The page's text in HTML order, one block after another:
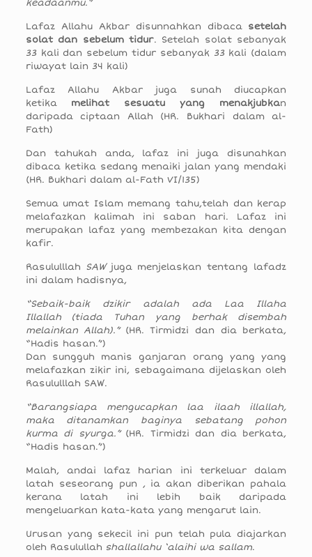
keadaanmu.”
Lafaz Allahu Akbar disunnahkan dibaca setelah
solat dan sebelum tidur. Setelah solat sebanyak
33 kali dan sebelum tidur sebanyak 33 kali (dalam
riwayat lain 34 kali)
Lafaz Allahu Akbar juga sunah diucapkan
ketika melihat sesuatu yang menakjubkan
daripada ciptaan Allah (HR. Bukhari dalam al-
Fath)
Dan tahukah anda, lafaz ini juga disunahkan
dibaca ketika sedang menaiki jalan yang mendaki
(HR. Bukhari dalam al-Fath VI/135)
Semua umat Islam memang tahu,telah dan kerap
melafazkan kalimah ini saban hari. Lafaz ini
merupakan lafaz yang membezakan kita dengan
kafir.
Rasululllah SAW juga menjelaskan tentang lafadz
ini dalam hadisnya,
“Sebaik-baik dzikir adalah ada Laa Illaha
Illallah (tiada Tuhan yang berhak disembah
melainkan Allah).”(HR. Tirmidzi dan dia berkata,
“Hadis hasan.”)
Dan sungguh manis ganjaran orang yang yang
melafazkan zikir ini, sebagaimana dijelaskan oleh
Rasululllah SAW.
“Barangsiapa mengucapkan laa ilaah illallah,
maka ditanamkan baginya sebatang pohon
kurma di syurga.”(HR. Tirmidzi dan dia berkata,
“Hadis hasan.”)
Malah, andai lafaz harian ini terkeluar dalam
latah seseorang pun , ia akan diberikan pahala
kerana latah ini lebih baik daripada
mengeluarkan kata-kata yang mengarut lain.
Urusan yang sekecil ini pun telah pula diajarkan
oleh Rasulullah shallallahu ‘alaihi wa sallam.